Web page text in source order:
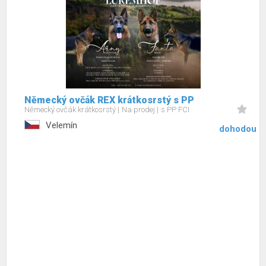
Německý ovčák REX krátkosrstý s PP
Německý ovčák krátkosrstý Na prodej s PP FCI
Velemín dohodou